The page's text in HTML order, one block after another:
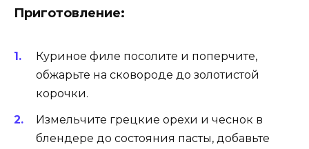
Приготовление:
Куриное филе посолите и поперчите,
обжарьте на сковороде до золотистой
корочки.
Измельчите грецкие орехи и чеснок в
блендере до состояния пасты, добавьте